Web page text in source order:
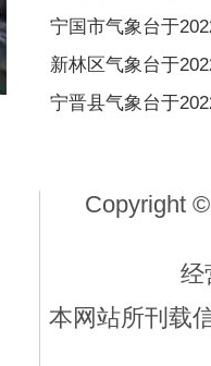
宁国市气象台于
新林区气象台于
宁晋县气象台于
Copyright
经
本网站所刊载